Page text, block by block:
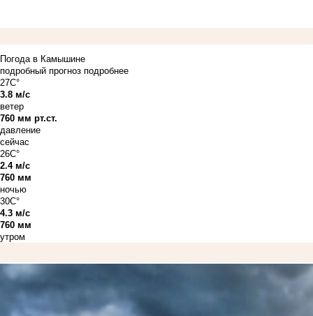
Погода в Камышине
подробный прогноз подробнее
27C°
3.8 м/с
ветер
760 мм рт.ст.
давление
сейчас
26C°
2.4 м/с
760 мм
ночью
30C°
4.3 м/с
760 мм
утром